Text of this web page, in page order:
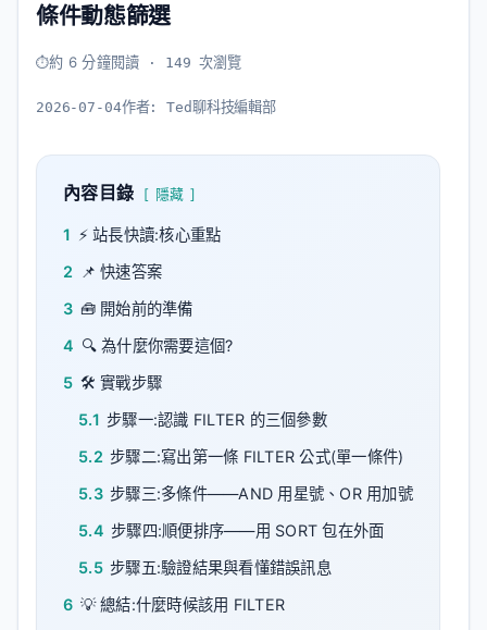
條件動態篩選
約 6 分鐘閱讀 · 149 次瀏覽
2026-07-04作者:Ted聊科技編輯部
內容目錄 隱藏
1 ⚡ 站長快讀:核心重點
2
📌 快速答案
3 🧰 開始前的準備
4 🔍 為什麼你需要這個?
5 🛠️ 實戰步驟
5.1 步驟一:認識 FILTER 的三個參數
5.2 步驟二:寫出第一條 FILTER 公式(單一條件)
5.3 步驟三:多條件——AND 用星號、OR 用加號
5.4 步驟四:順便排序——用 SORT 包在外面
5.5 步驟五:驗證結果與看懂錯誤訊息
6 💡 總結:什麼時候該用 FILTER